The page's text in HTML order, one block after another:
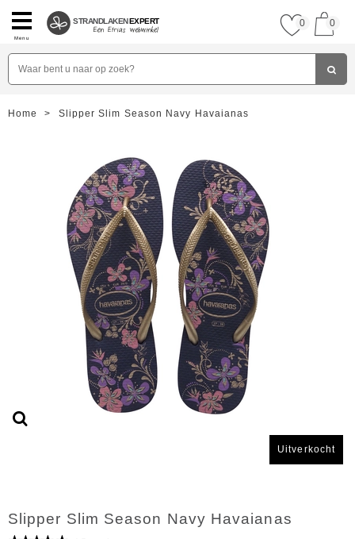
Menu
STRANDLAKENEXPERT 0 0
Home > Slipper Slim Season Navy Havaianas
Uitverkocht
Slipper Slim Season Navy Havaianas